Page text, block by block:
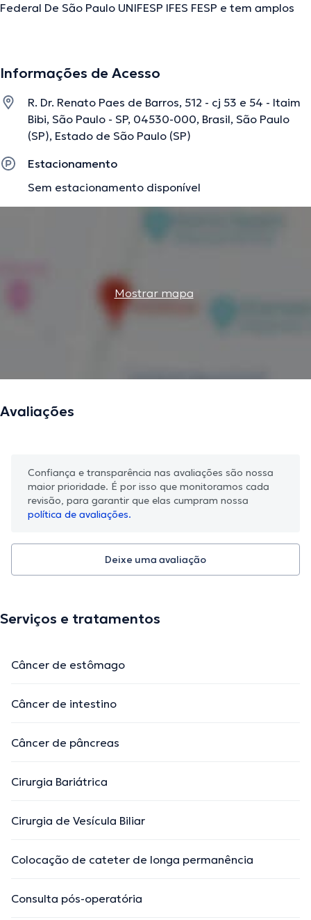
Federal De São Paulo UNIFESP IFES FESP e tem amplos
faz parte de diversas associações médicas. William
conferências com a finalidade de ter uma formação
contínua na sua área de especialização e já anunciou
importantes comunicados. Português Inglês são as
línguas que fala o médico.
Informações de Acesso
R. Dr. Renato Paes de Barros, 512 - cj 53 e 54 - Itaim
Bibi, São Paulo - SP, 04530-000, Brasil, São Paulo
(SP), Estado de São Paulo (SP)
Estacionamento
Sem estacionamento disponível
Mostrar mapa
Avaliações
Confiança e transparência nas avaliações são nossa
maior prioridade. É por isso que monitoramos cada
revisão, para garantir que elas cumpram nossa
política de avaliações.
Deixe uma avaliação
Serviços e tratamentos
Câncer de estômago
Câncer de intestino
Câncer de pâncreas
Cirurgia Bariátrica
Cirurgia de Vesícula Biliar
Colocação de cateter de longa permanência
Consulta pós-operatória